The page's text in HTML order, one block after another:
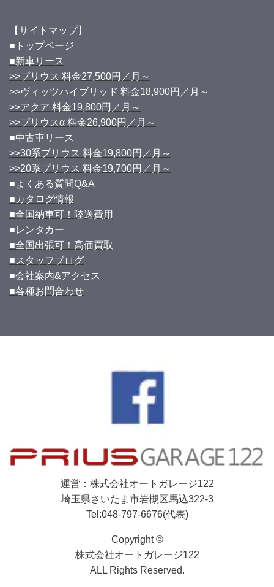
【サイトマップ】
■トップページ
■新車リース
>>プリウス 料金27,500円／月～
>>ヴィッツハイブリッド 料金18,900円／月～
>>アクア 料金19,800円／月～
>>プリウスα 料金26,900円／月～
■中古車リース
>>30系プリウス 料金19,800円／月～
>>20系プリウス 料金19,700円／月～
■よくある質問Q&A
■カタログ情報
■全国納車可！陸送費用
■レンタカー
■全国出張可！高価買取
■スタッフブログ
■会社案内&アクセス
■各種お問合わせ
運営：株式会社オートガレージ122
埼玉県さいたま市岩槻区馬込322-3
Tel:048-797-6676(代表)
Copyright ©
株式会社オートガレージ122
ALL Rights Reserved.